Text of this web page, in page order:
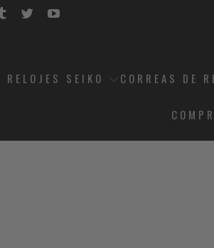
STRAPCODE
STRAPCODE
STRAPCODE
RELOJES SEIKO CORREAS DE